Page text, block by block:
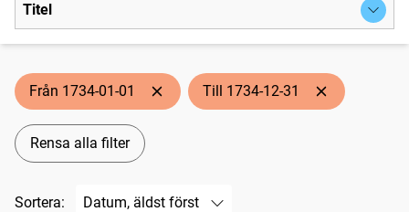
Titel
Från 1734-01-01 Till 1734-12-31
Rensa alla filter
Sortera: